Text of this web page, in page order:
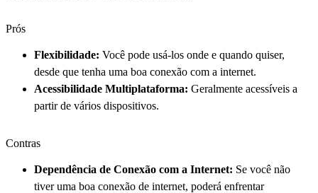
Prós
Flexibilidade: Você pode usá-los onde e quando quiser,
desde que tenha uma boa conexão com a internet.
Acessibilidade Multiplataforma: Geralmente acessíveis a
partir de vários dispositivos.
Contras
Dependência de Conexão com a Internet: Se você não
tiver uma boa conexão de internet, poderá enfrentar